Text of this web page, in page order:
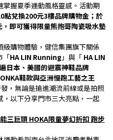
握夏季運動風格靈感。活動期
點兌換200元3樓品牌購物金；於
即可獲得限量熊抱哥陶瓷吸水墊
購物體驗，健信集團旗下關係
「HA LIN Running 」與「 HA LIN
日本、美國的避震神鞋品牌
鞋款與亞洲慢跑工藝之王
，無論是搶進潮流前線或是拍照
以下分享門市三大亮點，一起
三巨頭 HOKA限量夢幻折扣 跑步